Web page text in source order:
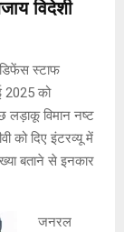
विदेशी
स्टाफ
2025 को
लड़ाकू विमान नष्ट
को दिए इंटरव्यू में
बताने से इनकार
जनरल